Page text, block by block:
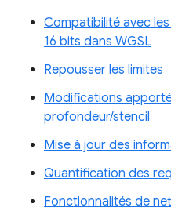
Compatibilité avec
16 bits dans WGSL
Repousser les limites
Modifications
profondeur/stencil
Mise à jour des
Quantification des
Fonctionnalités de